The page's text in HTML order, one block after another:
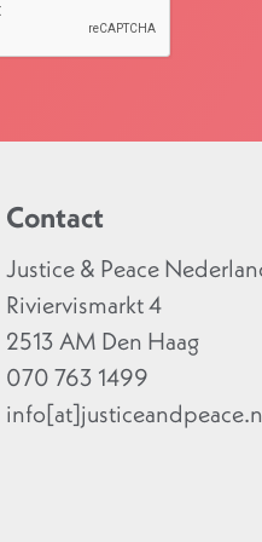
Contact
Justice & Peace
Riviervismarkt 4
2513 AM Den Haag
070 763 1499